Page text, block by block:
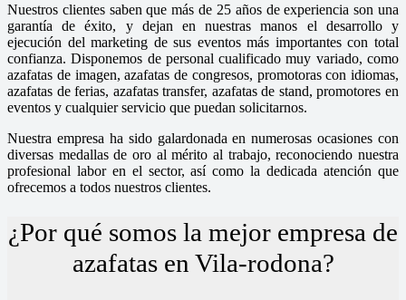
Nuestros clientes saben que más de 25 años de experiencia son una
garantía de éxito, y dejan en nuestras manos el desarrollo y
ejecución del marketing de sus eventos más importantes con total
confianza. Disponemos de personal cualificado muy variado, como
azafatas de imagen, azafatas de congresos, promotoras con idiomas,
azafatas de ferias, azafatas transfer, azafatas de stand, promotores en
eventos y cualquier servicio que puedan solicitarnos.
Nuestra empresa ha sido galardonada en numerosas ocasiones con
diversas medallas de oro al mérito al trabajo, reconociendo nuestra
profesional labor en el sector, así como la dedicada atención que
ofrecemos a todos nuestros clientes.
¿Por qué somos la mejor empresa de
azafatas en Vila-rodona?